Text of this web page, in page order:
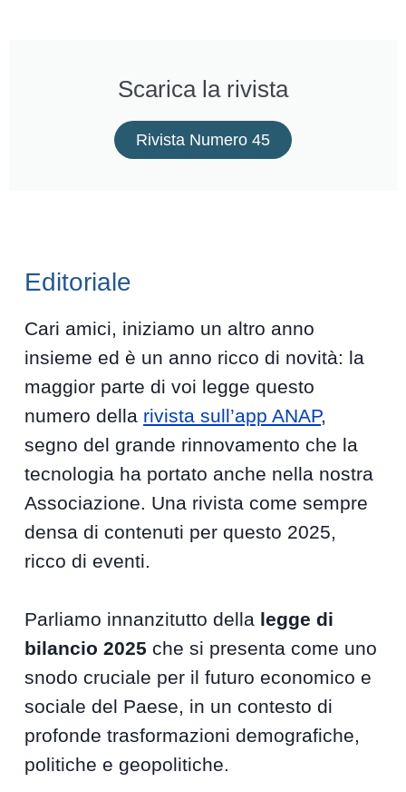
Scarica la rivista
Rivista Numero 45
Editoriale
Cari amici, iniziamo un altro anno
insieme ed è un anno ricco di novità: la
maggior parte di voi legge questo
numero della rivista sull’app ANAP,
segno del grande rinnovamento che la
tecnologia ha portato anche nella nostra
Associazione. Una rivista come sempre
densa di contenuti per questo 2025,
ricco di eventi.
Parliamo innanzitutto della legge di
bilancio 2025 che si presenta come uno
snodo cruciale per il futuro economico e
sociale del Paese, in un contesto di
profonde trasformazioni demografiche,
politiche e geopolitiche.